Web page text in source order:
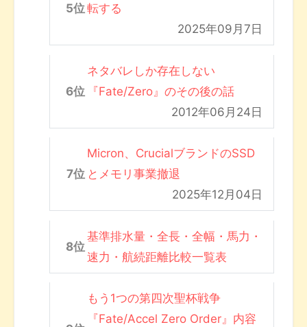
転する
2025年09月7日
ネタバレしか存在しない
『Fate/Zero』のその後の話
2012年06月24日
Micron、CrucialブランドのSSD
とメモリ事業撤退
2025年12月04日
基準排水量・全長・全幅・馬力・
速力・航続距離比較一覧表
もう1つの第四次聖杯戦争
『Fate/Accel Zero Order』内容